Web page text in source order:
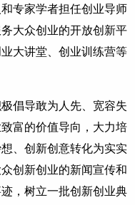
专家学者担任创业导师
大众创业的开放创新平
大讲堂、创业训练营等
倡导敢为人先、宽容失
富的价值导向，大力培
、创新创意转化为实实
创新创业的新闻宣传和
，树立一批创新创业典